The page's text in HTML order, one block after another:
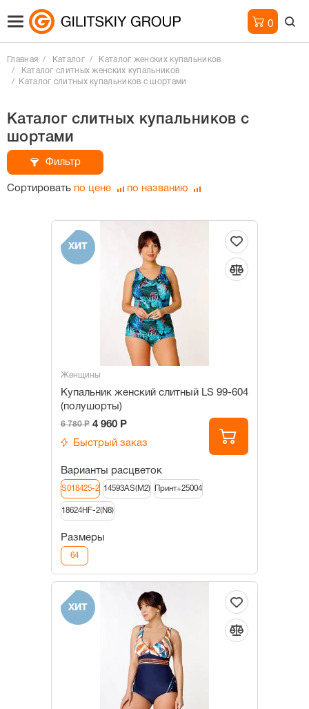
0
Главная Каталог
Каталог женских купальников
Каталог слитных женских купальников
Каталог слитных купальников с шортами
Каталог слитных купальников с
шортами
Фильтр
Сортировать по цене по названию
ХИТ
Женщины
Купальник женский слитный LS 99-604
(полушорты)
6 780 Р 4 960 Р
Быстрый заказ
Варианты расцветок
S018425-2 14593AS(M2) Принт+25004
18624HF-2(N8)
Размеры
64
ХИТ